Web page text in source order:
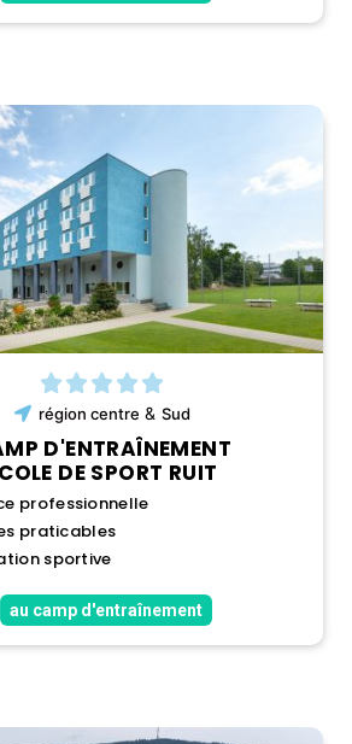
région centre & Sud
D'ENTRAÎNEMENT
DE SPORT RUIT
professionnelle
praticables
sportive
au camp d'entraînement